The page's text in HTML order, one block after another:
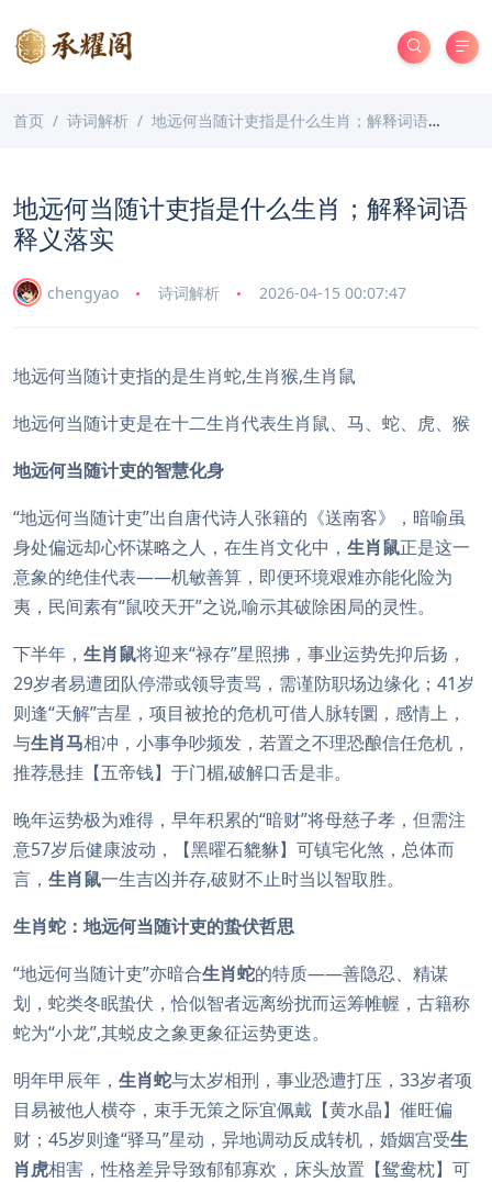
首页 诗词解析 地远何当随计吏指是什么生肖；解释词语释义落实
地远何当随计吏指是什么生肖；解释词语
释义落实
chengyao 诗词解析 2026-04-15 00:07:47
地远何当随计吏指的是生肖蛇,生肖猴,生肖鼠
地远何当随计吏是在十二生肖代表生肖鼠、马、蛇、虎、猴
地远何当随计吏的智慧化身
“地远何当随计吏”出自唐代诗人张籍的《送南客》，暗喻虽
身处偏远却心怀谋略之人，在生肖文化中， 生肖鼠正是这一
意象的绝佳代表——机敏善算，即便环境艰难亦能化险为
夷，民间素有“鼠咬天开”之说,喻示其破除困局的灵性。
下半年， 生肖鼠将迎来“禄存”星照拂，事业运势先抑后扬，
29岁者易遭团队停滞或领导责骂，需谨防职场边缘化；41岁
则逢“天解”吉星，项目被抢的危机可借人脉转圜，感情上，
与生肖马相冲，小事争吵频发，若置之不理恐酿信任危机，
推荐悬挂【五帝钱】于门楣,破解口舌是非。
晚年运势极为难得，早年积累的“暗财”将母慈子孝，但需注
意57岁后健康波动，【黑曜石貔貅】可镇宅化煞，总体而
言， 生肖鼠一生吉凶并存,破财不止时当以智取胜。
生肖蛇：地远何当随计吏的蛰伏哲思
“地远何当随计吏”亦暗合生肖蛇的特质——善隐忍、精谋
划，蛇类冬眠蛰伏，恰似智者远离纷扰而运筹帷幄，古籍称
蛇为“小龙”,其蜕皮之象更象征运势更迭。
明年甲辰年， 生肖蛇与太岁相刑，事业恐遭打压，33岁者项
目易被他人横夺，束手无策之际宜佩戴【黄水晶】催旺偏
财；45岁则逢“驿马”星动，异地调动反成转机，婚姻宫受生
肖虎相害，性格差异导致郁郁寡欢，床头放置【鸳鸯枕】可